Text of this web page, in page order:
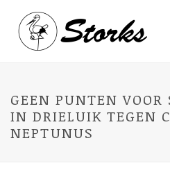
GEEN PUNTEN VOOR
IN DRIELUIK TEGEN
NEPTUNUS